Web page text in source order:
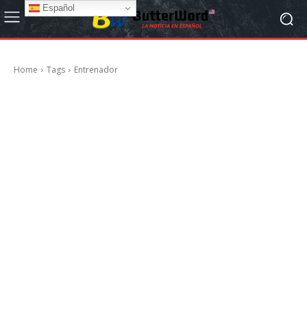
Home Tags Entrenador
Español